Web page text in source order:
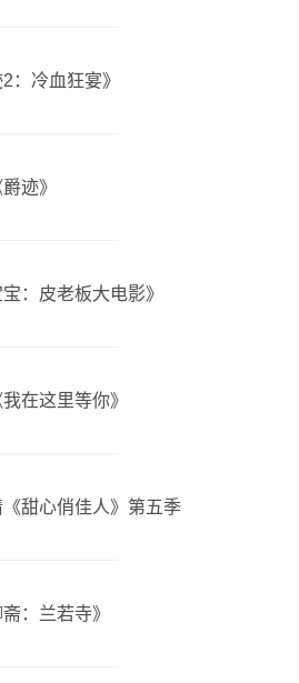
：冷血狂宴》
迹》
：皮老板大电影》
在这里等你》
甜心俏佳人》第五季
：兰若寺》